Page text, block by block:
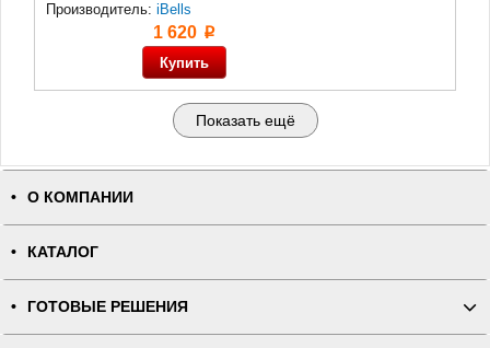
Производитель: iBells
1 620 p
Показать ещё
О КОМПАНИИ
КАТАЛОГ
ГОТОВЫЕ РЕШЕНИЯ